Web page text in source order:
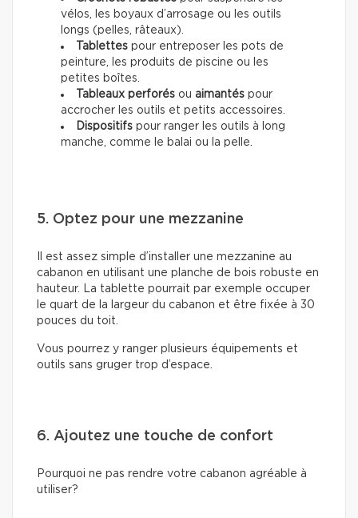
vélos, les boyaux d’arrosage ou les outils
longs (pelles, râteaux).
Tablettes pour entreposer les pots de
peinture, les produits de piscine ou les
petites boîtes.
Tableaux perforés ou aimantés pour
accrocher les outils et petits accessoires.
Dispositifs pour ranger les outils à long
manche, comme le balai ou la pelle.
5. Optez pour une mezzanine
Il est assez simple d’installer une mezzanine au
cabanon en utilisant une planche de bois robuste en
hauteur. La tablette pourrait par exemple occuper
le quart de la largeur du cabanon et être fixée à 30
pouces du toit.
Vous pourrez y ranger plusieurs équipements et
outils sans gruger trop d’espace.
6. Ajoutez une touche de confort
Pourquoi ne pas rendre votre cabanon agréable à
utiliser?